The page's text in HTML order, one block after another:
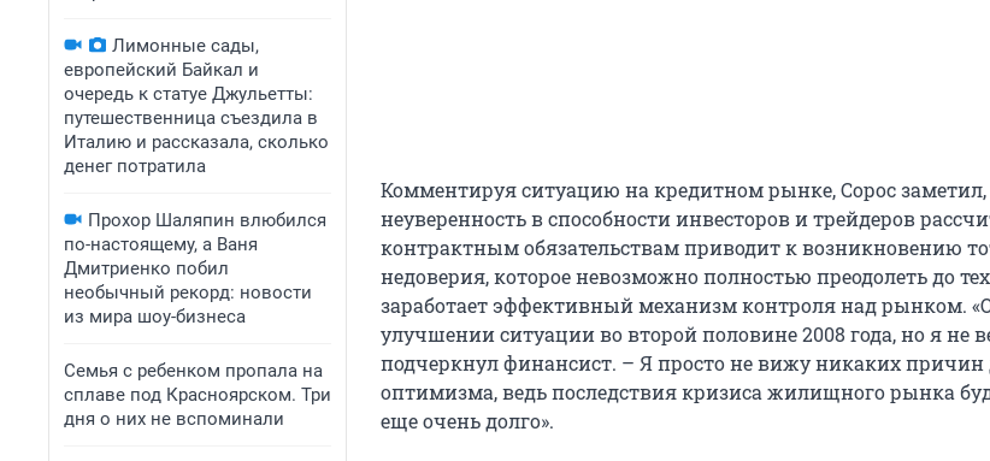
Лимонные сады,
европейский Байкал и
очередь к статуе Джульетты:
путешественница съездила в
Италию и рассказала, сколько
денег потратила
Прохор Шаляпин влюбился
по-настоящему, а Ваня
Дмитриенко побил
необычный рекорд: новости
из мира шоу-бизнеса
Семья с ребенком пропала на
сплаве под Красноярском. Три
дня о них не вспоминали
Комментируя ситуацию на кредитном рынке, Сорос заметил,
неуверенность в способности инвесторов и трейдеров
контрактным обязательствам приводит к возникновению
недоверия, которое невозможно полностью преодолеть до
заработает эффективный механизм контроля над рынком.
улучшении ситуации во второй половине 2008 года, но я не
подчеркнул финансист. – Я просто не вижу никаких причин
оптимизма, ведь последствия кризиса жилищного рынка
еще очень долго».